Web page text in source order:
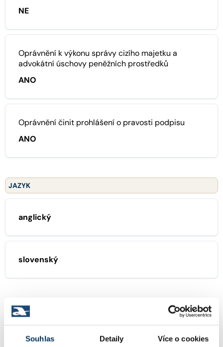
Souhlas Detaily Více o cookies
NE
Oprávnění k výkonu správy cizího majetku a
advokátní úschovy peněžních prostředků
ANO
Oprávnění činit prohlášení o pravosti podpisu
ANO
JAZYK
anglický
slovenský
ZAMĚŘENÍ
16 obchodní právo